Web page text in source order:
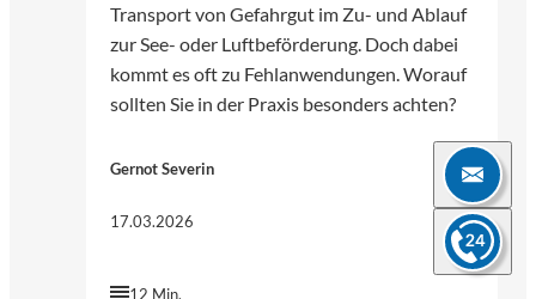
Transport von Gefahrgut im Zu- und Ablauf
zur See- oder Luftbeförderung. Doch dabei
kommt es oft zu Fehlanwendungen. Worauf
sollten Sie in der Praxis besonders achten?
Gernot Severin
17.03.2026
12 Min.